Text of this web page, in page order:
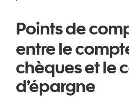
Points de
entre le
chèques et le
d’épargne